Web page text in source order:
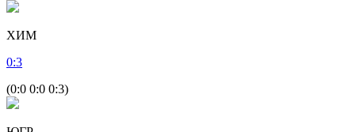
ХИМ
0:3
(0:0 0:0 0:3)